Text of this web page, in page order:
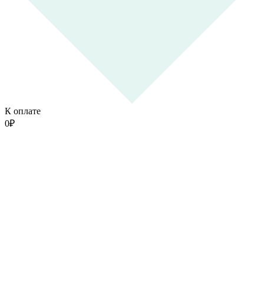
К оплате
0₽